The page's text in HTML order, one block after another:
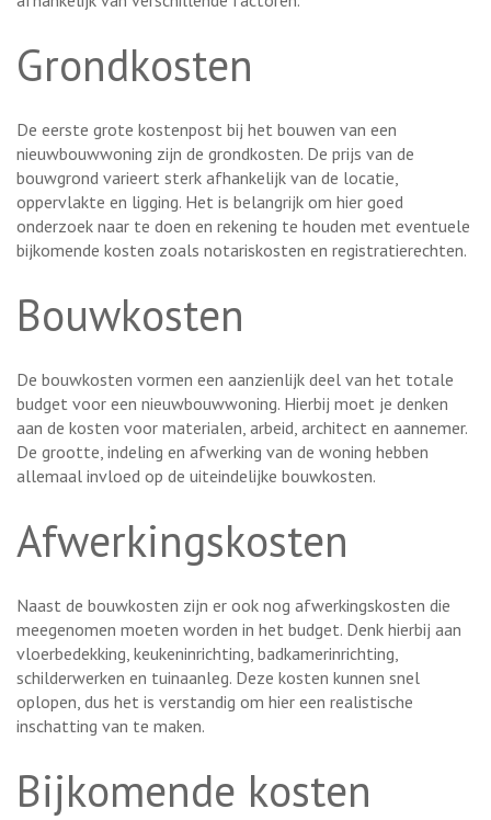
Grondkosten
De eerste grote kostenpost bij het bouwen van een
nieuwbouwwoning zijn de grondkosten. De prijs van de
bouwgrond varieert sterk afhankelijk van de locatie,
oppervlakte en ligging. Het is belangrijk om hier goed
onderzoek naar te doen en rekening te houden met eventuele
bijkomende kosten zoals notariskosten en registratierechten.
Bouwkosten
De bouwkosten vormen een aanzienlijk deel van het totale
budget voor een nieuwbouwwoning. Hierbij moet je denken
aan de kosten voor materialen, arbeid, architect en aannemer.
De grootte, indeling en afwerking van de woning hebben
allemaal invloed op de uiteindelijke bouwkosten.
Afwerkingskosten
Naast de bouwkosten zijn er ook nog afwerkingskosten die
meegenomen moeten worden in het budget. Denk hierbij aan
vloerbedekking, keukeninrichting, badkamerinrichting,
schilderwerken en tuinaanleg. Deze kosten kunnen snel
oplopen, dus het is verstandig om hier een realistische
inschatting van te maken.
Bijkomende kosten